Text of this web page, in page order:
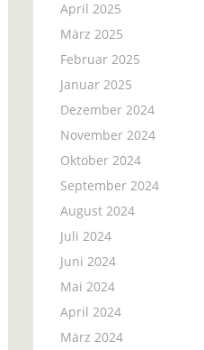
April 2025
März 2025
Februar 2025
Januar 2025
Dezember 2024
November 2024
Oktober 2024
September 2024
August 2024
Juli 2024
Juni 2024
Mai 2024
April 2024
März 2024